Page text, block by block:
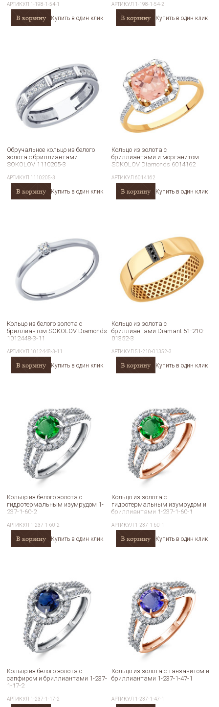
АРТИКУЛ 1-198-1-54-1
В корзину Купить в один клик
АРТИКУЛ 1-198-1-54-2
В корзину Купить в один клик
Обручальное кольцо из белого
золота с бриллиантами
SOKOLOV 1110205-3
АРТИКУЛ 1110205-3
В корзину Купить в один клик
Кольцо из золота с
бриллиантами и морганитом
SOKOLOV Diamonds 6014162
АРТИКУЛ6014162
В корзину Купить в один клик
Кольцо из белого золота с
бриллиантом SOKOLOV Diamonds
1012448-3-11
АРТИКУЛ 1012448-3-11
В корзину Купить в один клик
Кольцо из золота с
бриллиантами Diamant 51-210-
01352-3
АРТИКУЛ51-210-01352-3
В корзину Купить в один клик
Кольцо из белого золота с
гидротермальным изумрудом 1-
237-1-60-2
АРТИКУЛ 1-237-1-60-2
В корзину Купить в один клик
Кольцо из золота с
гидротермальным изумрудом и
бриллиантами 1-237-1-60-1
АРТИКУЛ 1-237-1-60-1
В корзину Купить в один клик
Кольцо из белого золота с
сапфиром и бриллиантами 1-237-
1-17-2
АРТИКУЛ 1-237-1-17-2
Кольцо из золота с танзанитом и
бриллиантами 1-237-1-47-1
АРТИКУЛ 1-237-1-47-1